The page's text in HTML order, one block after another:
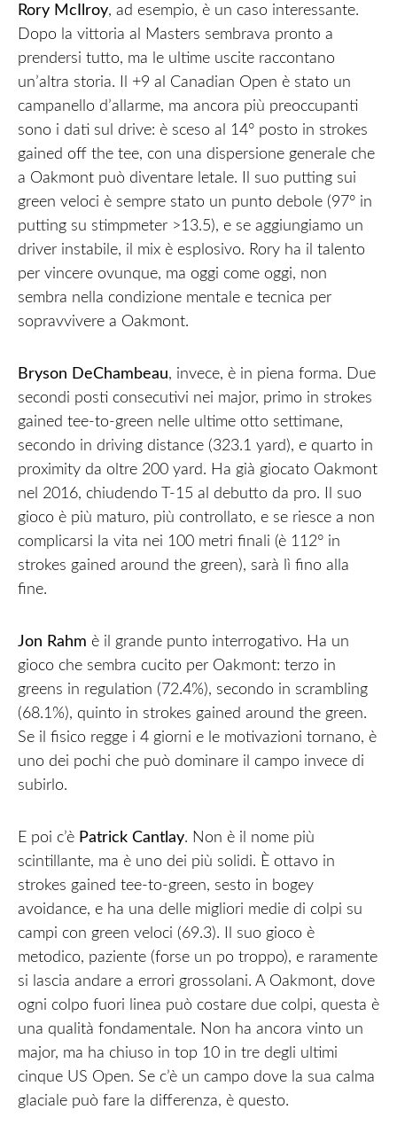
Rory McIlroy, ad esempio, è un caso interessante.
Dopo la vittoria al Masters sembrava pronto a
prendersi tutto, ma le ultime uscite raccontano
un’altra storia. Il +9 al Canadian Open è stato un
campanello d’allarme, ma ancora più preoccupanti
sono i dati sul drive: è sceso al 14° posto in strokes
gained off the tee, con una dispersione generale che
a Oakmont può diventare letale. Il suo putting sui
green veloci è sempre stato un punto debole (97° in
putting su stimpmeter >13.5), e se aggiungiamo un
driver instabile, il mix è esplosivo. Rory ha il talento
per vincere ovunque, ma oggi come oggi, non
sembra nella condizione mentale e tecnica per
sopravvivere a Oakmont.
Bryson DeChambeau, invece, è in piena forma. Due
secondi posti consecutivi nei major, primo in strokes
gained tee-to-green nelle ultime otto settimane,
secondo in driving distance (323.1 yard), e quarto in
proximity da oltre 200 yard. Ha già giocato Oakmont
nel 2016, chiudendo T-15 al debutto da pro. Il suo
gioco è più maturo, più controllato, e se riesce a non
complicarsi la vita nei 100 metri finali (è 112° in
strokes gained around the green), sarà lì fino alla
fine.
Jon Rahm è il grande punto interrogativo. Ha un
gioco che sembra cucito per Oakmont: terzo in
greens in regulation (72.4%), secondo in scrambling
(68.1%), quinto in strokes gained around the green.
Se il fisico regge i 4 giorni e le motivazioni tornano, è
uno dei pochi che può dominare il campo invece di
subirlo.
E poi c’è Patrick Cantlay. Non è il nome più
scintillante, ma è uno dei più solidi. È ottavo in
strokes gained tee-to-green, sesto in bogey
avoidance, e ha una delle migliori medie di colpi su
campi con green veloci (69.3). Il suo gioco è
metodico, paziente (forse un po troppo), e raramente
si lascia andare a errori grossolani. A Oakmont, dove
ogni colpo fuori linea può costare due colpi, questa è
una qualità fondamentale. Non ha ancora vinto un
major, ma ha chiuso in top 10 in tre degli ultimi
cinque US Open. Se c’è un campo dove la sua calma
glaciale può fare la differenza, è questo.